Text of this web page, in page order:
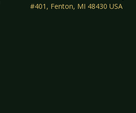
#401, Fenton, MI 48430 USA